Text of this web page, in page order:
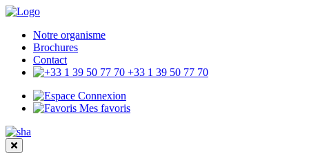
Notre organisme
Brochures
Contact
+33 1 39 50 77 70
Connexion
Mes favoris